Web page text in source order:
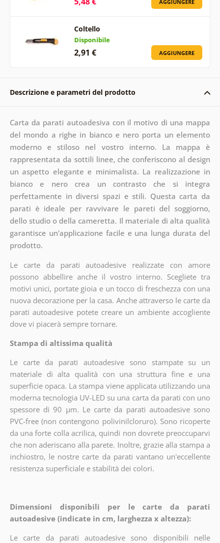
AGGIUNGERE
Coltello
Disponibile
2,91 € AGGIUNGERE
Descrizione e parametri del prodotto
Carta da parati autoadesiva con il motivo di una mappa
del mondo a righe in bianco e nero porta un elemento
moderno e stiloso nel vostro interno. La mappa è
rappresentata da sottili linee, che conferiscono al design
un aspetto elegante e minimalista. La realizzazione in
bianco e nero crea un contrasto che si integra
perfettamente in diversi spazi e stili. Questa carta da
parati è ideale per ravvivare le pareti del soggiorno,
dello studio o della cameretta. Il materiale di alta qualità
garantisce un'applicazione facile e una lunga durata del
prodotto.
Le carte da parati autoadesive realizzate con amore
possono abbellire anche il vostro interno. Scegliete tra
motivi unici, portate gioia e un tocco di freschezza con una
nuova decorazione per la casa. Anche attraverso le carte da
parati autoadesive potete creare un ambiente accogliente
dove vi piacerà sempre tornare.
Stampa di altissima qualità
Le carte da parati autoadesive sono stampate su un
materiale di alta qualità con una struttura fine e una
superficie opaca. La stampa viene applicata utilizzando una
moderna tecnologia UV-LED su una carta da parati con uno
spessore di 90 µm. Le carte da parati autoadesive sono
PVC-free (non contengono polivinilcloruro). Sono ricoperte
da una forte colla acrilica, quindi non dovrete preoccuparvi
che non aderiscano alla parete. Inoltre, grazie alla stampa a
inchiostro, le nostre carte da parati vantano un'eccellente
resistenza superficiale e stabilità dei colori.
Dimensioni disponibili per le carte da parati
autoadesive (indicate in cm, larghezza x altezza):
Le carte da parati autoadesive sono disponibili nelle